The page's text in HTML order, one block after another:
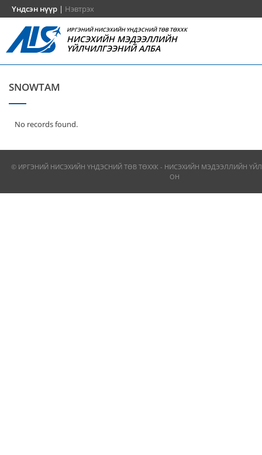
Үндсэн нүүр | Нэвтрэх
ИРГЭНИЙ НИСЭХИЙН ҮНДЭСНИЙ ТӨВ ТӨХХК
НИСЭХИЙН МЭДЭЭЛЛИЙН
ҮЙЛЧИЛГЭЭНИЙ АЛБА
SNOWTAM
No records found.
© ИРГЭНИЙ НИСЭХИЙН ҮНДЭСНИЙ ТӨВ ТӨХХК - НИСЭХИЙН МЭДЭЭЛЛИЙН
ОН